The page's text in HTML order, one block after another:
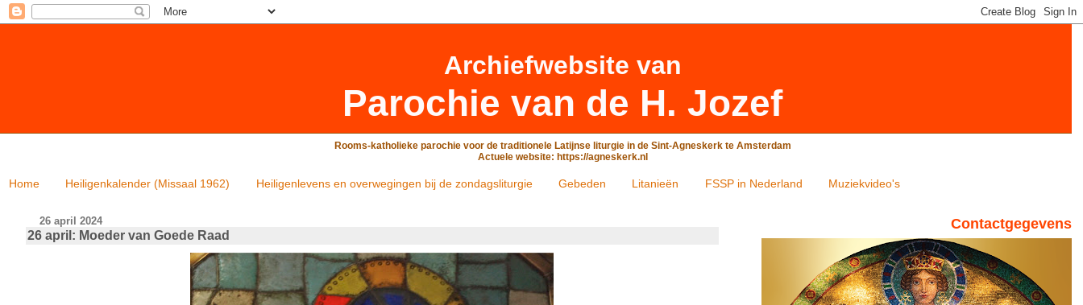
Archiefwebsite van
Parochie van de H. Jozef
Rooms-katholieke parochie voor de traditionele Latijnse liturgie in de Sint-Agneskerk te Amsterdam
Actuele website: https://agneskerk.nl
Home Heiligenkalender (Missaal 1962) Heiligenlevens en overwegingen bij de zondagsliturgie Gebeden Litanieën FSSP in Nederland Muziekvideo's
26 april 2024
26 april: Moeder van Goede Raad
Contactgegevens